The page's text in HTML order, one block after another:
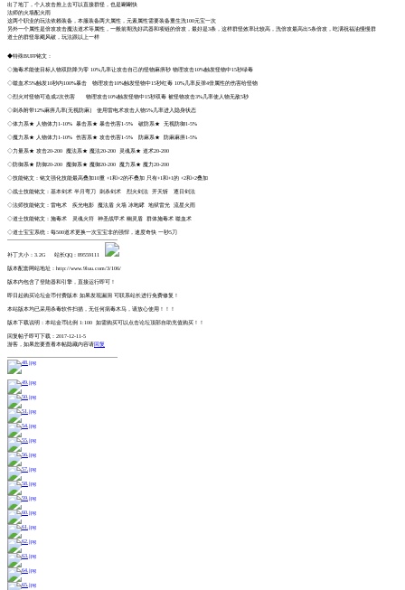
出了地丁，个人攻击推上去可以直接群怪，也是唰唰快
法师的火墙配火雨
这两个职业的玩法依赖装备，本服装备两大属性，元素属性需要装备重生洗100元宝一次
另外一个属性是倍攻攻击魔法道术等属性，一般前期洗好武器和项链的倍攻，最好是3条，这样群怪效率比较高，洗倍攻最高出5条倍攻，吃满祝福油慢慢群
道士的群怪靠飓风破，玩法跟以上一样
◆特殊BUFF铭文：
◇施毒术能使目标人物双防降为零 10%几率让攻击自己的怪物麻痹秒 物理攻击10%触发怪物中15秒绿毒
◇噬血术5%触发10秒内100%暴击 物理攻击10%触发怪物中15秒红毒 10%几率反弹4倍属性的伤害给怪物
◇烈火对怪物可造成2次伤害 物理攻击10%触发怪物中15秒双毒 被怪物攻击3%几率使人物无敌5秒
◇刺杀附带12%麻痹几率[无视防麻] 使用雷电术攻击人物5%几率进入隐身状态
◇体力系★ 人物体力1-10% 暴击系★ 暴击伤害1-5% 破防系★ 无视防御1-5%
◇魔力系★ 人物体力1-10% 伤害系★ 攻击伤害1-5% 防麻系★ 防麻麻痹1-5%
◇力量系★ 攻击20-200 魔法系★ 魔法20-200 灵魂系★ 道术20-200
◇防御系★ 防御20-200 魔御系★ 魔御20-200 魔力系★ 魔力20-200
◇技能铭文：铭文强化技能最高叠加10重 +1和+2的不叠加 只有+1和+1的 +2和+2叠加
◇战士技能铭文：基本剑术 半月弯刀 刺杀剑术 烈火剑法 开天斩 逐日剑法
◇法师技能铭文：雷电术 疾光电影 魔法盾 火墙 冰咆哮 地狱雷光 流星火雨
◇道士技能铭文：施毒术 灵魂火符 神圣战甲术 幽灵盾 群体施毒术 噬血术
◇道士宝宝系统：每500道术更换一次宝宝非的强悍，速度奇快 一秒5刀
-------------------------------------------------------------
补丁大小：3.2G 站长QQ：89559111
版本配套网站地址：http://www.9luu.com/3/106/
版本内包含了登陆器和引擎，直接运行即可！
即日起购买论坛金币付费版本 如果发现漏洞 可联系站长进行免费修复！
本站版本均已采用杀毒软件扫描，无任何病毒木马，请放心使用！！！
版本下载说明：本站金币比例 1:100 如需购买可以点击论坛顶部自助充值购买！！
回复帖子即可下载：2017-12-11-5
游客，如果您要查看本帖隐藏内容请回复
-------------------------------------------------------------